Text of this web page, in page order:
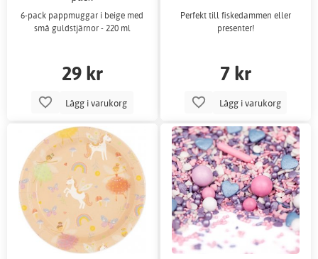
6-pack pappmuggar i beige med
små guldstjärnor - 220 ml
29 kr
Lägg i varukorg
Perfekt till fiskedammen eller
presenter!
7 kr
Lägg i varukorg